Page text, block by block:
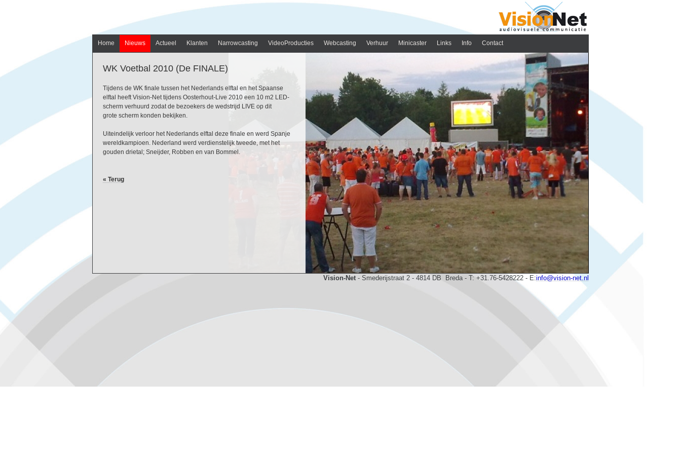
Home Nieuws Actueel Klanten Narrowcasting VideoProducties Webcasting Verhuur Minicaster Links Info Contact
WK Voetbal 2010 (De FINALE)
Tijdens de WK finale tussen het Nederlands elftal en het Spaanse
elftal heeft Vision-Net tijdens Oosterhout-Live 2010 een 10 m2 LED-
scherm verhuurd zodat de bezoekers de wedstrijd LIVE op dit
grote scherm konden bekijken.
Uiteindelijk verloor het Nederlands elftal deze finale en werd Spanje
wereldkampioen. Nederland werd verdienstelijk tweede, met het
gouden drietal; Sneijder, Robben en van Bommel.
« Terug
Vision-Net - Smederijstraat 2 - 4814 DB Breda - T: +31.76-5428222 - E:info@vision-net.nl